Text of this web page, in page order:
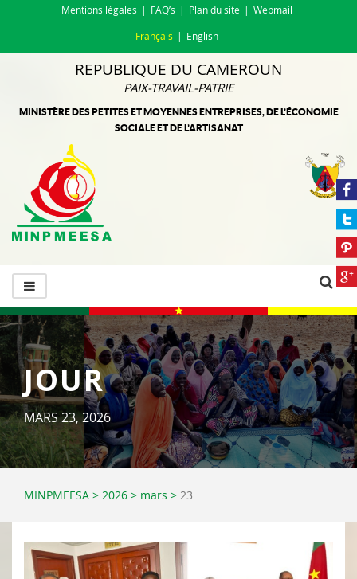
Mentions légales FAQ’s Plan du site Webmail
Français English
REPUBLIQUE DU CAMEROUN
PAIX-TRAVAIL-PATRIE
MINISTÈRE DES PETITES ET MOYENNES ENTREPRISES, DE L’ÉCONOMIE
SOCIALE ET DE L’ARTISANAT
JOUR
MARS 23, 2026
MINPMEESA > 2026 > mars > 23